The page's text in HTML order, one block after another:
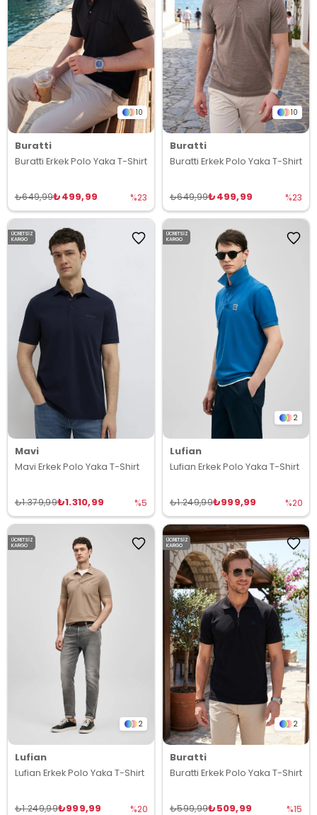
10
Buratti
Buratti Erkek Polo Yaka T-Shirt
₺499,99
₺649,99 %23
10
Buratti
Buratti Erkek Polo Yaka T-Shirt
₺499,99
₺649,99 %23
Mavi
Mavi Erkek Polo Yaka T-Shirt
₺1.310,99
₺1.379,99 %5
ÜCRETSIZ
KARGO
2
Lufian
Lufian Erkek Polo Yaka T-Shirt
₺999,99
₺1.249,99 %20
ÜCRETSIZ
KARGO
2
Lufian
Lufian Erkek Polo Yaka T-Shirt
₺999,99
₺1.249,99 %20
ÜCRETSIZ
KARGO
2
Buratti
Buratti Erkek Polo Yaka T-Shirt
₺509,99
₺599,99 %15
ÜCRETSIZ
KARGO